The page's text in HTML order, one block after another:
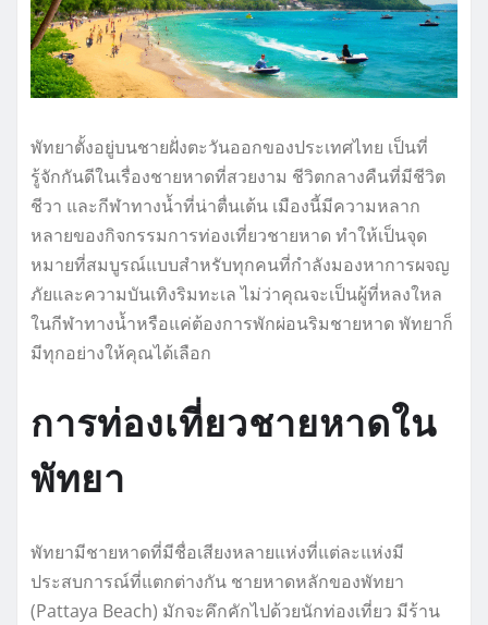
พัทยาตั้งอยู่บนชายฝั่งตะวันออกของประเทศไทย เป็นที่
รู้จักกันดีในเรื่องชายหาดที่สวยงาม ชีวิตกลางคืนที่มีชีวิต
ชีวา และกีฬาทางน้ำที่น่าตื่นเต้น เมืองนี้มีความหลาก
หลายของกิจกรรมการท่องเที่ยวชายหาด ทำให้เป็นจุด
หมายที่สมบูรณ์แบบสำหรับทุกคนที่กำลังมองหาการผจญ
ภัยและความบันเทิงริมทะเล ไม่ว่าคุณจะเป็นผู้ที่หลงใหล
ในกีฬาทางน้ำหรือแค่ต้องการพักผ่อนริมชายหาด พัทยาก็
มีทุกอย่างให้คุณได้เลือก
การท่องเที่ยวชายหาดใน
พัทยา
พัทยามีชายหาดที่มีชื่อเสียงหลายแห่งที่แต่ละแห่งมี
ประสบการณ์ที่แตกต่างกัน ชายหาดหลักของพัทยา
(Pattaya Beach) มักจะคึกคักไปด้วยนักท่องเที่ยว มีร้าน